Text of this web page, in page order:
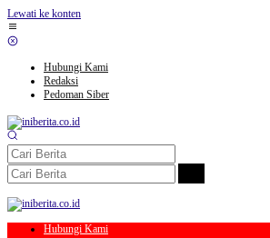
Lewati ke konten
Hubungi Kami
Redaksi
Pedoman Siber
Hubungi Kami